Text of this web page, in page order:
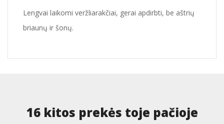
Lengvai laikomi veržliarakčiai, gerai apdirbti, be aštrių
briaunų ir šonų.
16 kitos prekės toje pačioje